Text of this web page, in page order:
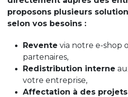
proposons plusieurs
selon vos besoins :
Revente via notre e-shop
partenaires,
Redistribution interne
votre entreprise,
Affectation à des